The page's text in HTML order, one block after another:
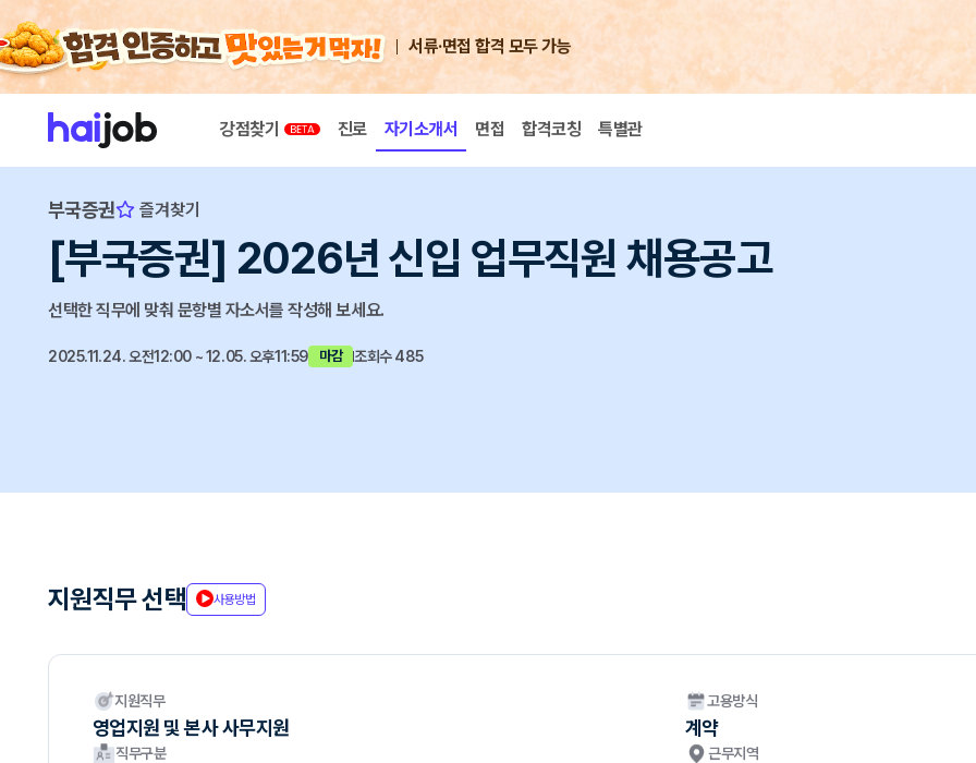
서류·면접 합격 모두 가능
강점찾기 진로 자기소개서 면접 합격코칭 특별관
부국증권 즐겨찾기
[부국증권] 2026년 신입 업무직원 채용공고
선택한 직무에 맞춰 문항별 자소서를 작성해 보세요.
2025.11.24. 오전12:00 ~ 12.05. 오후11:59 마감 조회수 485
지원직무 선택 사용방법
지원직무
영업지원 및 본사 사무지원
고용방식
계약
직무구분 근무지역